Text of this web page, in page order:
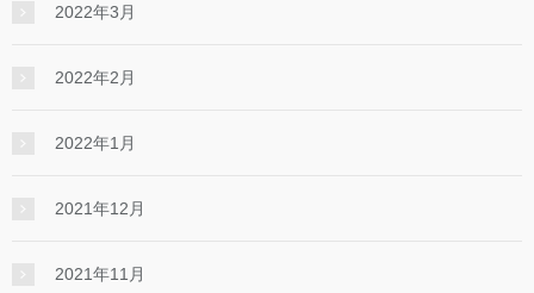
2022年3月
2022年2月
2022年1月
2021年12月
2021年11月